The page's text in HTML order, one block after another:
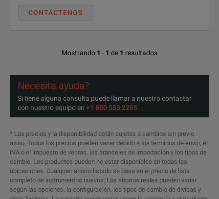
CONTÁCTENOS
Mostrando 1 - 1 de 1 resultados
Necesita ayuda?
Si tiene alguna consulta puede llamar a nuestro contactar
con nuestro equipo en +1 800 553 2255
* Los precios y la disponibilidad están sujetos a cambios sin previo
aviso. Todos los precios pueden variar debido a los términos de envío, el
IVA o el impuesto de ventas, los aranceles de importación y los tipos de
cambio. Los productos pueden no estar disponibles en todas las
ubicaciones. Cualquier ahorro listado se basa en el precio de lista
completo de instrumentos nuevos; Los ahorros reales pueden variar
según las opciones, la configuración, los tipos de cambio de divisas y